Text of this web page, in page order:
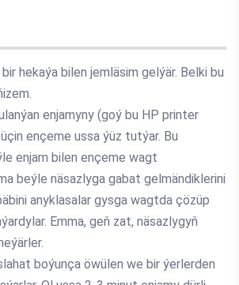
hekaýa bilen jemläsim gelýär. Belki bu
enjamyny (goý bu HP printer
ençeme ussa ýüz tutýar. Bu
enjam bilen ençeme wagt
beýle näsazlyga gabat gelmändiklerini
anyklasalar gysga wagtda çözüp
Emma, geň zat, näsazlygyň
boýunça öwülen we bir ýerlerden